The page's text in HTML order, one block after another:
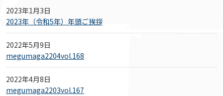
2023年1月3日
2023年（令和5年）年頭ご挨拶
2022年5月9日
megumaga2204vol.168
2022年4月8日
megumaga2203vol.167